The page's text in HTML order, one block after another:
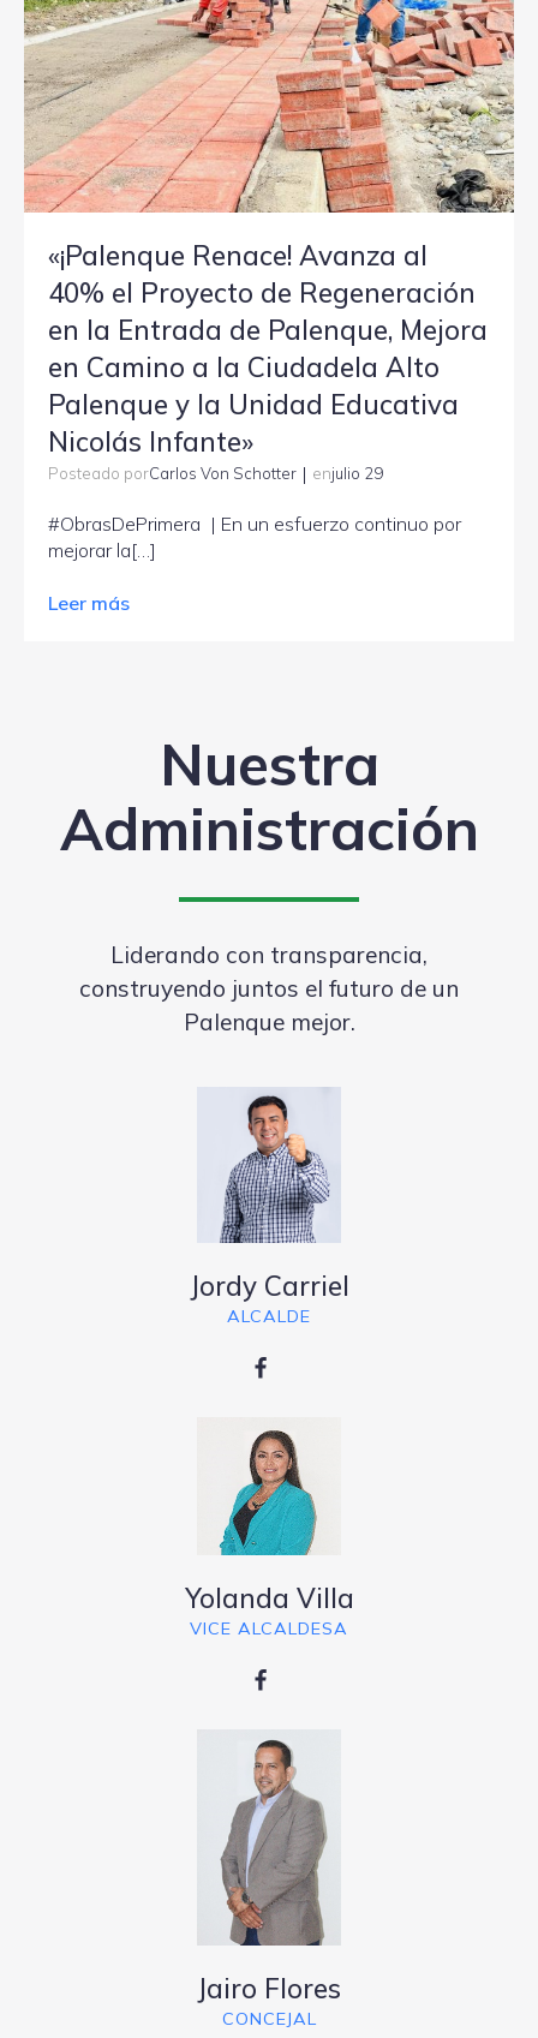
«¡Palenque Renace! Avanza al
40% el Proyecto de Regeneración
en la Entrada de Palenque, Mejora
en Camino a la Ciudadela Alto
Palenque y la Unidad Educativa
Nicolás Infante»
Posteado porCarlos Von Schotter | enjulio 29
#ObrasDePrimera | En un esfuerzo continuo por
mejorar la[…]
Leer más
Nuestra
Administración
Liderando con transparencia,
construyendo juntos el futuro de un
Palenque mejor.
Jordy Carriel
ALCALDE
Yolanda Villa
VICE ALCALDESA
Jairo Flores
CONCEJAL